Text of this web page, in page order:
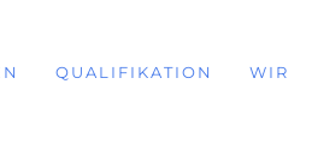
QUALIFIKATION WIR